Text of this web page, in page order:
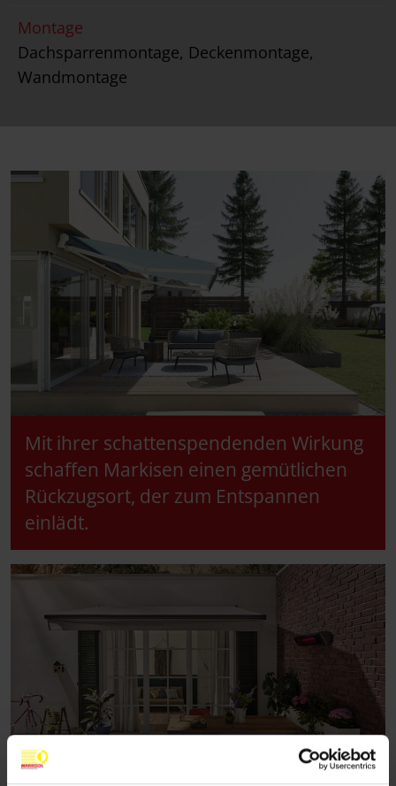
Montage
Dachsparrenmontage, Deckenmontage,
Wandmontage
Mit ihrer schattenspendenden Wirkung
schaffen Markisen einen gemütlichen
Rückzugsort, der zum Entspannen
einlädt.